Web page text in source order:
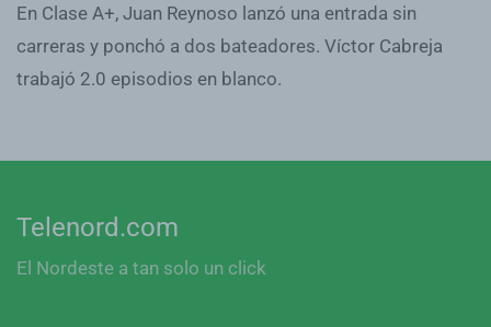
En Clase A+, Juan Reynoso lanzó una entrada sin
carreras y ponchó a dos bateadores. Víctor Cabreja
trabajó 2.0 episodios en blanco.
Telenord.com
El Nordeste a tan solo un click